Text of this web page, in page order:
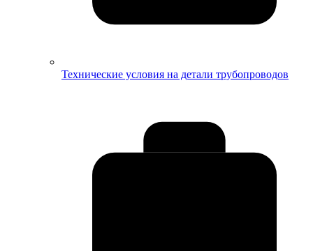
Технические условия на детали трубопроводов